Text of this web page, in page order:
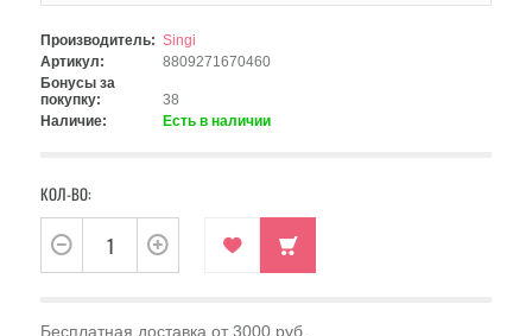
Производитель: Singi
Артикул:
8809271670460
Бонусы за
покупку:
38
Наличие:
Есть в наличии
КОЛ-ВО:
Бесплатная доставка от 3000 руб.